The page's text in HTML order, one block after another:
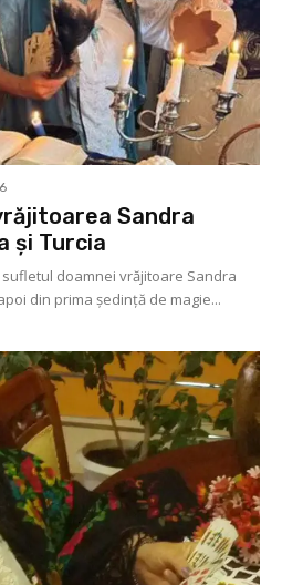
Sandra
și Turcia
doamnei vrăjitoare Sandra
din prima şedinţă de magie...